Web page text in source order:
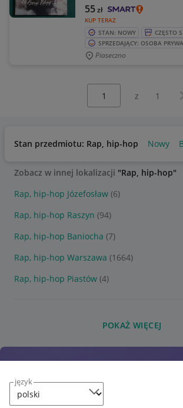
język
KUP TERAZ
55zł
STAN: NOWY
CZĘSTO
SPRZEDAJĄCY: OSOBA
Piaseczno
z 1
Stan przedmiotu: Rap, hip-hop Nowy
Zobacz w innej lokalizacji "Rap, hip-hop"
Rap, hip-hop Józefosław (6)
Rap, hip-hop Raszyn (94)
Rap, hip-hop Baniocha (7)
Rap, hip-hop Warszawa (1664)
Rap, hip-hop Piastów (4)
POKAŻ WIĘCEJ